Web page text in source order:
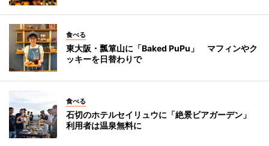
食べる
東大阪・瓢箪山に「Baked PuPu」 マフィンやク
ッキーを日替わりで
食べる
石切のホテルセイリュウに「絶景ビアガーデン」
利用者は温泉無料に